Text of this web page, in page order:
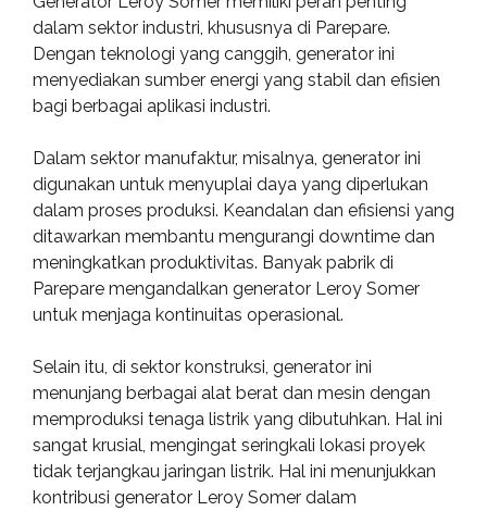
dalam sektor industri, khususnya di Parepare.
Dengan teknologi yang canggih, generator ini
menyediakan sumber energi yang stabil dan efisien
bagi berbagai aplikasi industri.
Dalam sektor manufaktur, misalnya, generator ini
digunakan untuk menyuplai daya yang diperlukan
dalam proses produksi. Keandalan dan efisiensi yang
ditawarkan membantu mengurangi downtime dan
meningkatkan produktivitas. Banyak pabrik di
Parepare mengandalkan generator Leroy Somer
untuk menjaga kontinuitas operasional.
Selain itu, di sektor konstruksi, generator ini
menunjang berbagai alat berat dan mesin dengan
memproduksi tenaga listrik yang dibutuhkan. Hal ini
sangat krusial, mengingat seringkali lokasi proyek
tidak terjangkau jaringan listrik. Hal ini menunjukkan
kontribusi generator Leroy Somer dalam